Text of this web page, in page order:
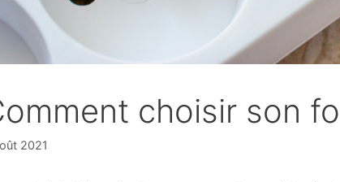
choisir son
2021